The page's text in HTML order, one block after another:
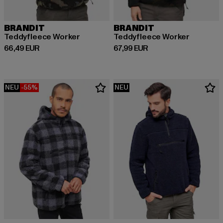
BRANDIT
Teddyfleece Worker
66,49 EUR
Derzeitiger Preis: 66,49 EUR
BRANDIT
Teddyfleece Worker
67,99 EUR
Derzeitiger Preis: 67,99 EUR
NEU -55% NEU